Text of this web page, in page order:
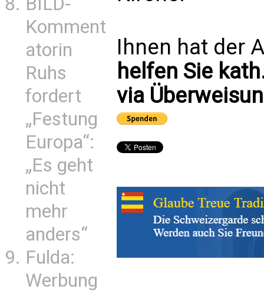
Komment
atorin
Ruhs
fordert
„Festung
Europa“:
„Es geht
nicht
mehr
anders“
Fulda:
Werbung
Ihnen hat der
helfen Sie
via